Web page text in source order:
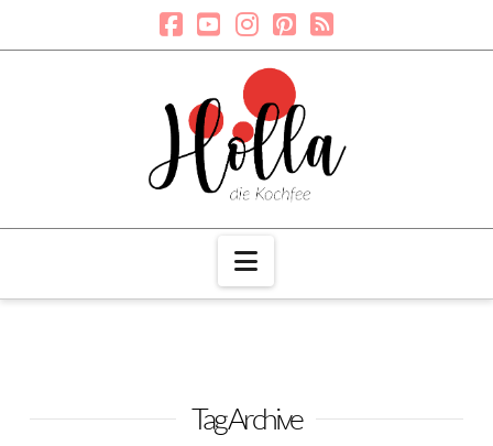
Navigation
Tag Archive